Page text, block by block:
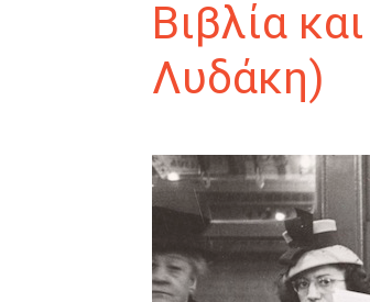
Βιβλία
Λυδάκη)